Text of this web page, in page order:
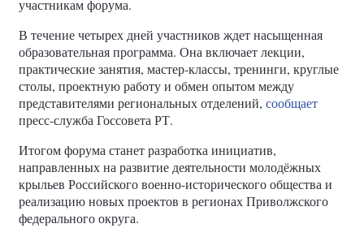
участникам форума.
В течение четырех дней участников ждет насыщенная
образовательная программа. Она включает лекции,
практические занятия, мастер-классы, тренинги, круглые
столы, проектную работу и обмен опытом между
представителями региональных отделений, сообщает
пресс-служба Госсовета РТ.
Итогом форума станет разработка инициатив,
направленных на развитие деятельности молодёжных
крыльев Российского военно-исторического общества и
реализацию новых проектов в регионах Приволжского
федерального округа.